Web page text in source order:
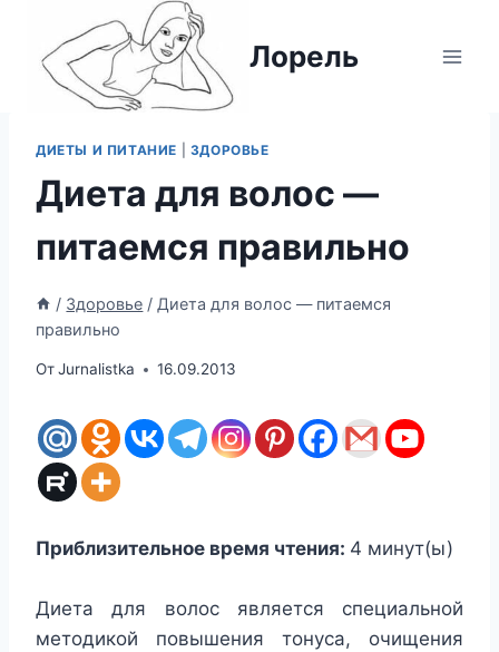
содержимому
Лорель
ДИЕТЫ И ПИТАНИЕ ЗДОРОВЬЕ
Диета для волос —
питаемся правильно
/ Здоровье / Диета для волос — питаемся
правильно
ОтJurnalistka 16.09.2013
Приблизительное время чтения: 4 минут(ы)
Диета для волос является специальной
методикой повышения тонуса, очищения